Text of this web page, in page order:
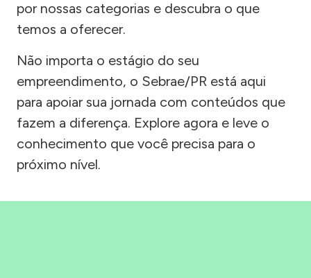
por nossas categorias e descubra o que
temos a oferecer.
Não importa o estágio do seu
empreendimento, o Sebrae/PR está aqui
para apoiar sua jornada com conteúdos que
fazem a diferença. Explore agora e leve o
conhecimento que você precisa para o
próximo nível.